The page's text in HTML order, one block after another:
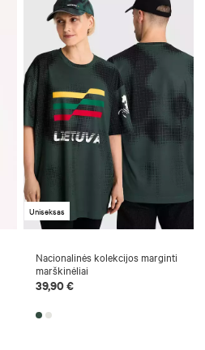
Uniseksas
Nacionalinės kolekcijos marginti
marškinėliai
39,90 €